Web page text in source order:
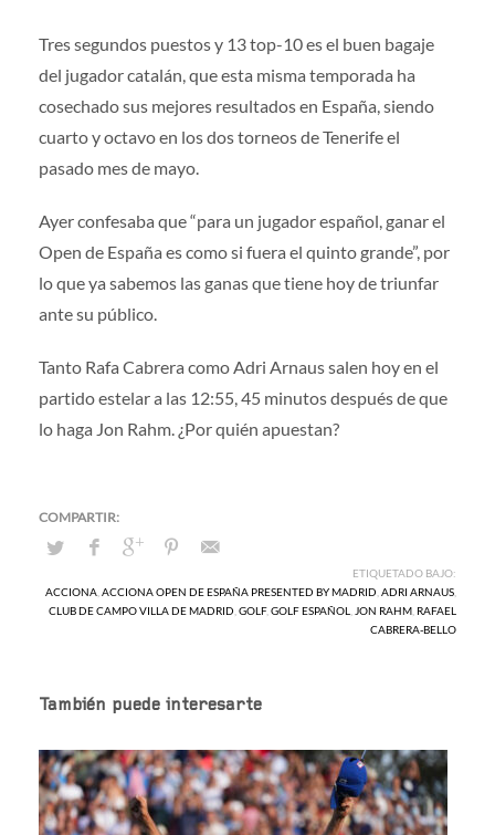
Tres segundos puestos y 13 top-10 es el buen bagaje
del jugador catalán, que esta misma temporada ha
cosechado sus mejores resultados en España, siendo
cuarto y octavo en los dos torneos de Tenerife el
pasado mes de mayo.
Ayer confesaba que “para un jugador español, ganar el
Open de España es como si fuera el quinto grande”, por
lo que ya sabemos las ganas que tiene hoy de triunfar
ante su público.
Tanto Rafa Cabrera como Adri Arnaus salen hoy en el
partido estelar a las 12:55, 45 minutos después de que
lo haga Jon Rahm. ¿Por quién apuestan?
ETIQUETADO BAJO:
ACCIONA ACCIONA OPEN DE ESPAÑA PRESENTED BY MADRID ADRI ARNAUS
CLUB DE CAMPO VILLA DE MADRID GOLF, GOLF ESPAÑOL JON RAHM RAFAEL
CABRERA-BELLO
También puede interesarte